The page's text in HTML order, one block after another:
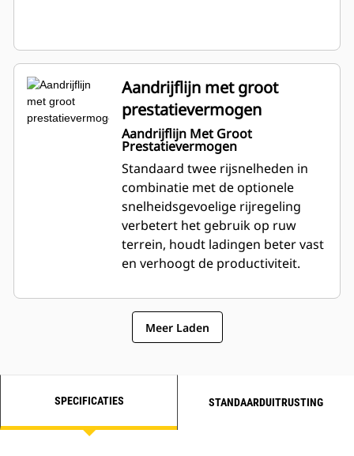
Aandrijflijn met groot
prestatievermogen
Aandrijflijn Met Groot
Prestatievermogen
Standaard twee rijsnelheden in
combinatie met de optionele
snelheidsgevoelige rijregeling
verbetert het gebruik op ruw
terrein, houdt ladingen beter vast
en verhoogt de productiviteit.
Meer Laden
SPECIFICATIES STANDAARDUITRUSTING